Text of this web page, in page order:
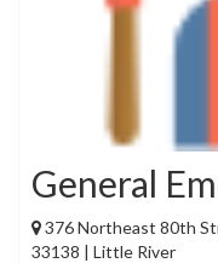
General
376 Northeast 80th
33138 | Little River